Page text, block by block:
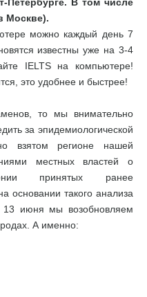
Москве).
можно каждый день 7
известны уже на 3-4
IELTS на компьютере!
это удобнее и быстрее!
то мы внимательно
за эпидемиологической
взятом регионе нашей
местных властей о
принятых ранее
основании такого анализа
июня мы возобновляем
А именно: